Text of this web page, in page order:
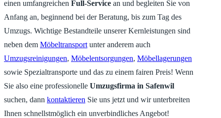
einen umfangreichen Full-Service an und begleiten Sie von
Anfang an, beginnend bei der Beratung, bis zum Tag des
Umzugs. Wichtige Bestandteile unserer Kernleistungen sind
neben dem Möbeltransport unter anderem auch
Umzugsreinigungen, Möbelentsorgungen, Möbellagerungen
sowie Spezialtransporte und das zu einem fairen Preis! Wenn
Sie also eine professionelle Umzugsfirma in Safenwil
suchen, dann kontaktieren Sie uns jetzt und wir unterbreiten
Ihnen schnellstmöglich ein unverbindliches Angebot!